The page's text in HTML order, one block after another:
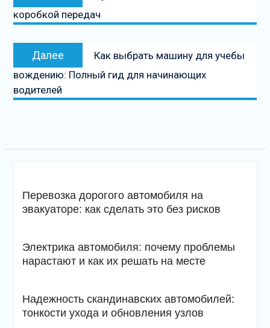
записям
запись:
коробкой передач
Далее
Следующая
запись
Как выбрать машину для учебы
вождению: Полный гид для начинающих
водителей
Перевозка дорогого автомобиля на
эвакуаторе: как сделать это без рисков
Электрика автомобиля: почему проблемы
нарастают и как их решать на месте
Надежность скандинавских автомобилей:
тонкости ухода и обновления узлов